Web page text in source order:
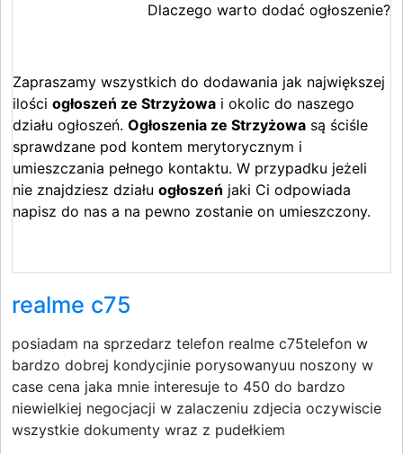
Dlaczego warto dodać ogłoszenie?
Zapraszamy wszystkich do dodawania jak największej
ilości ogłoszeń ze Strzyżowa i okolic do naszego
działu ogłoszeń. Ogłoszenia ze Strzyżowa są ściśle
sprawdzane pod kontem merytorycznym i
umieszczania pełnego kontaktu. W przypadku jeżeli
nie znajdziesz działu ogłoszeń jaki Ci odpowiada
napisz do nas a na pewno zostanie on umieszczony.
realme c75
posiadam na sprzedarz telefon realme c75telefon w
bardzo dobrej kondycjinie porysowanyuu noszony w
case cena jaka mnie interesuje to 450 do bardzo
niewielkiej negocjacji w zalaczeniu zdjecia oczywiscie
wszystkie dokumenty wraz z pudełkiem